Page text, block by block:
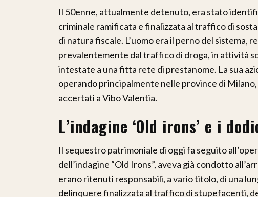
Il 50enne, attualmente detenuto, era stato
criminale ramificata e finalizzata al traffico di
di natura fiscale. L’uomo era il perno del
prevalentemente dal traffico di droga, in attività
intestate a una fitta rete di prestanome. La sua
operando principalmente nelle province di
accertati a Vibo Valentia.
L’indagine ‘Old irons’ e i
Il sequestro patrimoniale di oggi fa seguito
dell’indagine “Old Irons”, aveva già condotto
erano ritenuti responsabili, a vario titolo, di una
delinquere finalizzata al traffico di stupefacenti,